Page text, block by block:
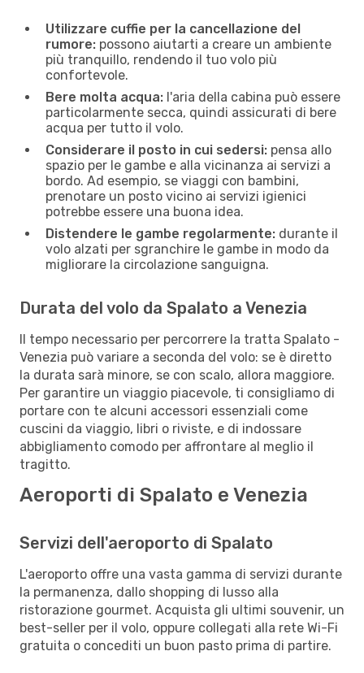
Utilizzare cuffie per la cancellazione del
rumore: possono aiutarti a creare un ambiente
più tranquillo, rendendo il tuo volo più
confortevole.
Bere molta acqua: l'aria della cabina può essere
particolarmente secca, quindi assicurati di bere
acqua per tutto il volo.
Considerare il posto in cui sedersi: pensa allo
spazio per le gambe e alla vicinanza ai servizi a
bordo. Ad esempio, se viaggi con bambini,
prenotare un posto vicino ai servizi igienici
potrebbe essere una buona idea.
Distendere le gambe regolarmente: durante il
volo alzati per sgranchire le gambe in modo da
migliorare la circolazione sanguigna.
Durata del volo da Spalato a Venezia
Il tempo necessario per percorrere la tratta Spalato -
Venezia può variare a seconda del volo: se è diretto
la durata sarà minore, se con scalo, allora maggiore.
Per garantire un viaggio piacevole, ti consigliamo di
portare con te alcuni accessori essenziali come
cuscini da viaggio, libri o riviste, e di indossare
abbigliamento comodo per affrontare al meglio il
tragitto.
Aeroporti di Spalato e Venezia
Servizi dell'aeroporto di Spalato
L'aeroporto offre una vasta gamma di servizi durante
la permanenza, dallo shopping di lusso alla
ristorazione gourmet. Acquista gli ultimi souvenir, un
best-seller per il volo, oppure collegati alla rete Wi-Fi
gratuita o concediti un buon pasto prima di partire.